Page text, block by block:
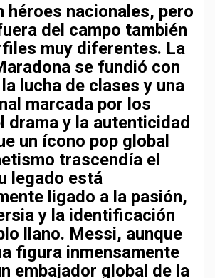
héroes nacionales, pero
del campo también
muy diferentes. La
se fundió con
lucha de clases y una
marcada por los
drama y la autenticidad
un ícono pop global
trascendía el
legado está
ligado a la pasión,
y la identificación
llano. Messi, aunque
figura inmensamente
embajador global de la